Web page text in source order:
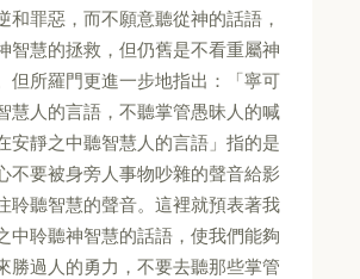
和罪惡，而不願意聽從神的話語，
智慧的拯救，但仍舊是不看重屬神
但所羅門更進一步地指出：「寧可
慧人的言語，不聽掌管愚昧人的喊
安靜之中聽智慧人的言語」指的是
不要被身旁人事物吵雜的聲音給影
聆聽智慧的聲音。這裡就預表著我
中聆聽神智慧的話語，使我們能夠
勝過人的勇力，不要去聽那些掌管